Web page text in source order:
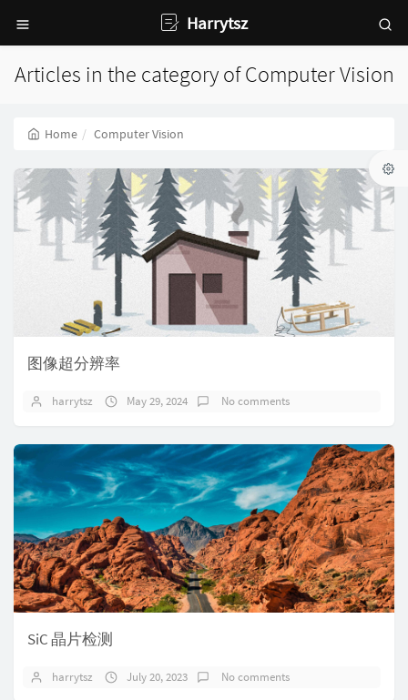
Harrytsz
Articles in the category of Computer Vision
Home Computer Vision
图像超分辨率
harrytsz May 29, 2024 No comments
SiC 晶片检测
harrytsz July 20, 2023 No comments